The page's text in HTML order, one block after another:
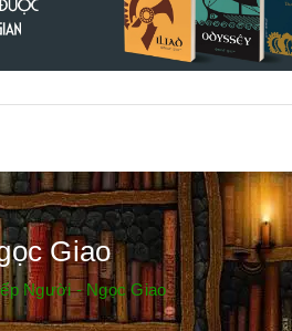
Giao
Người - Ngọc Giao